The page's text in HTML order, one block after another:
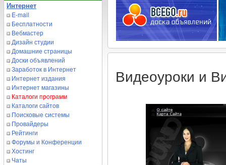
Интернет
E-mail
Бесплатности
Вебмастер
Дизайн студии
Домашние страницы
Доски объявлений
Заработок в Интернет
Интернет издания
Интернет магазины
Каталоги программ
Каталоги сайтов
Поисковые системы
Провайдеры
Рейтинги
Форумы и Конференции
Хостинг
Чаты
Видеоуроки и